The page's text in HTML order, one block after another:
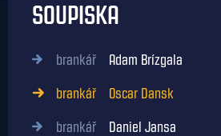
SOUPISKA
brankář Adam Brízgala
brankář Oscar Dansk
brankář Daniel Jansa